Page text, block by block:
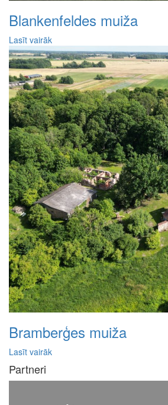
Blankenfeldes muiža
Lasīt vairāk
Bramberģes muiža
Lasīt vairāk
Partneri